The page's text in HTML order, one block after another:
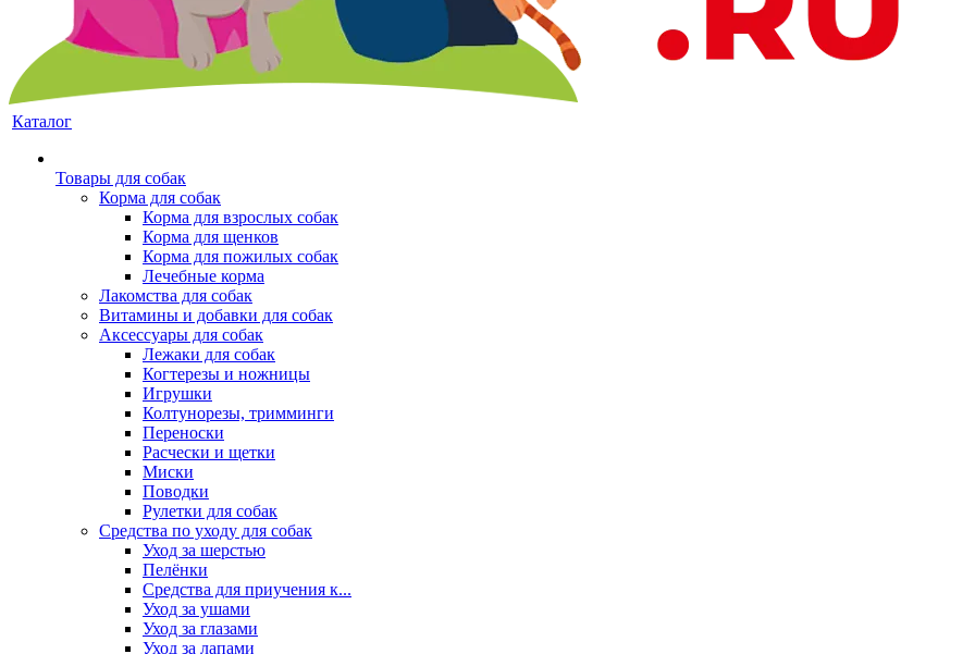
Каталог
Товары для собак
Корма для собак
Корма для взрослых собак
Корма для щенков
Корма для пожилых собак
Лечебные корма
Лакомства для собак
Витамины и добавки для собак
Аксессуары для собак
Лежаки для собак
Когтерезы и ножницы
Игрушки
Колтунорезы, тримминги
Переноски
Расчески и щетки
Миски
Поводки
Рулетки для собак
Средства по уходу для собак
Уход за шерстью
Пелёнки
Средства для приучения к...
Уход за ушами
Уход за глазами
Уход за лапами